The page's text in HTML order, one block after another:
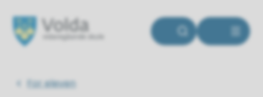
Volda vidaregåande skule
Du er her:
For eleven